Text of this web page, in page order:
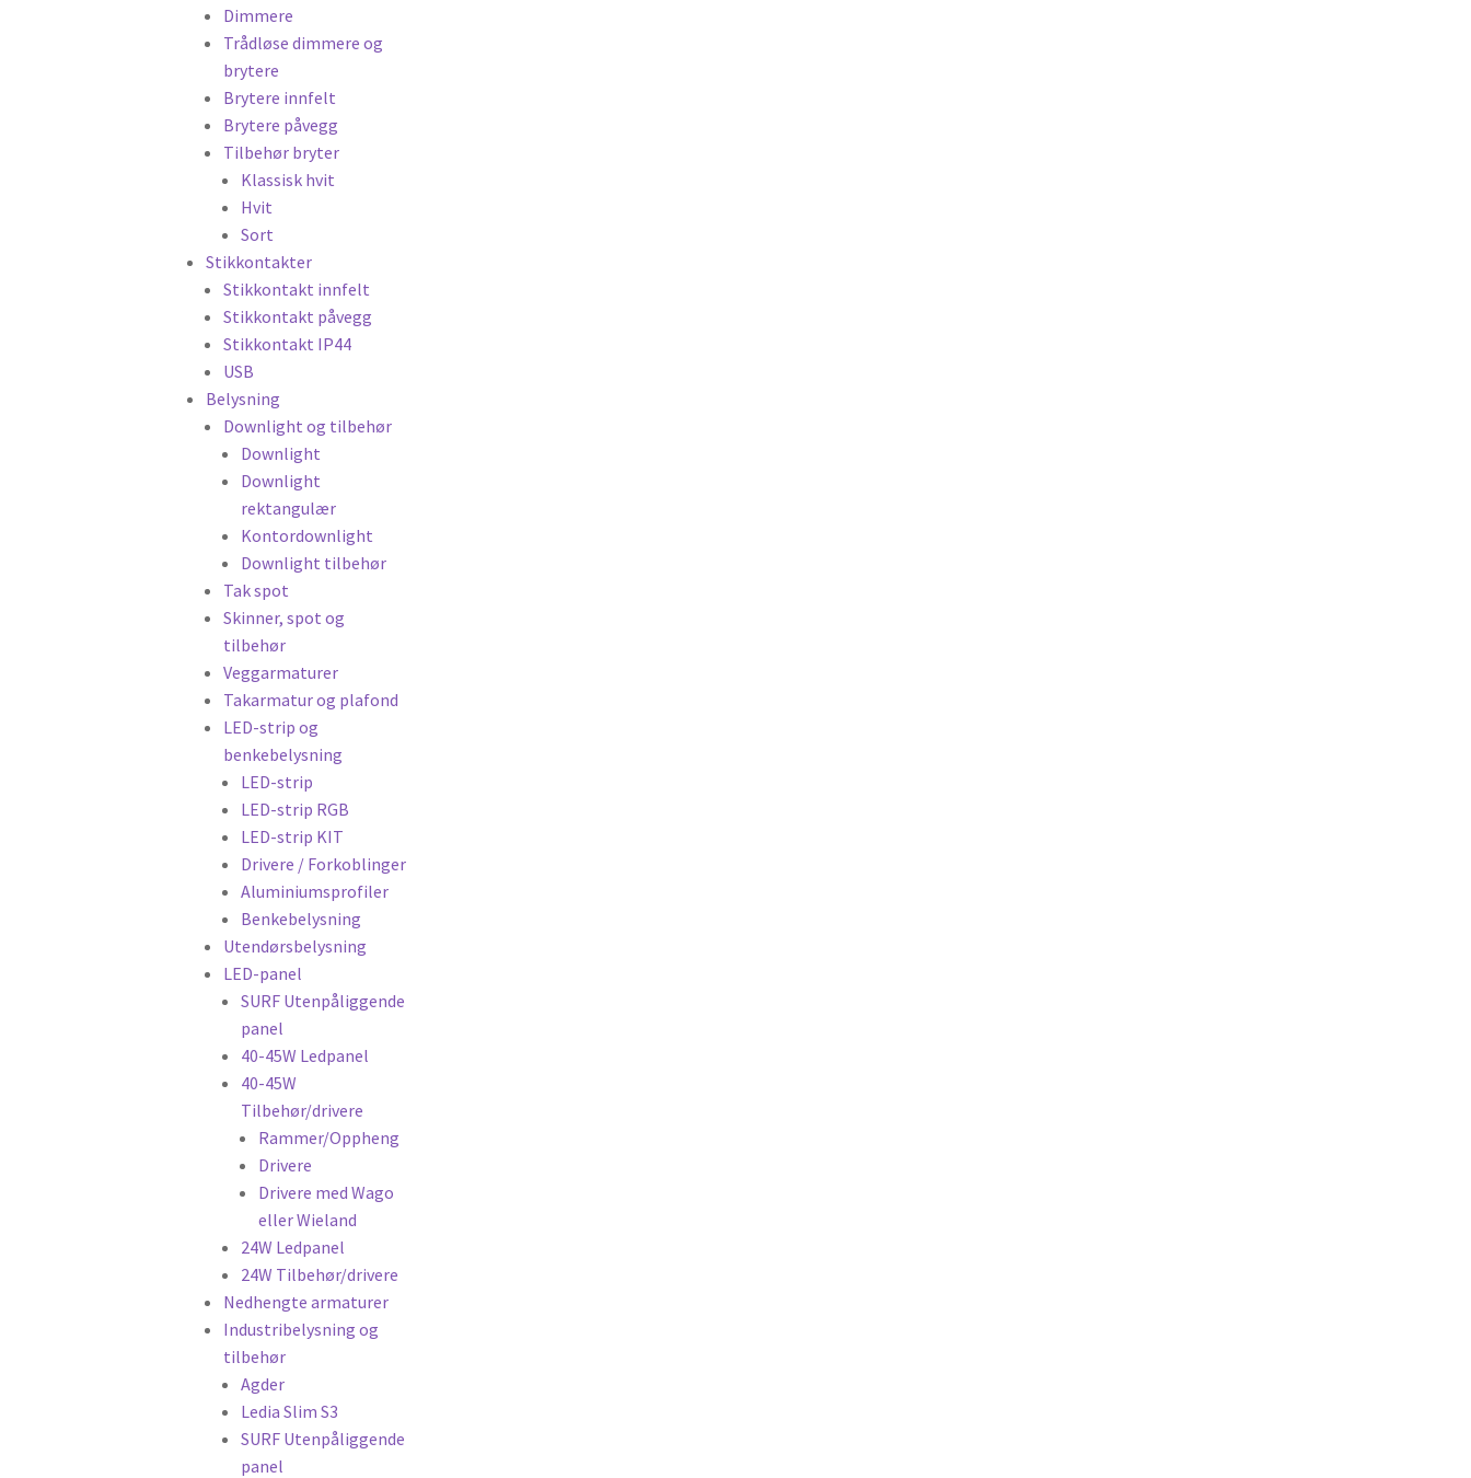
Dimmere
Trådløse dimmere og
brytere
Brytere innfelt
Brytere påvegg
Tilbehør bryter
Klassisk hvit
Hvit
Sort
Stikkontakter
Stikkontakt innfelt
Stikkontakt påvegg
Stikkontakt IP44
USB
Belysning
Downlight og tilbehør
Downlight
Downlight
rektangulær
Kontordownlight
Downlight tilbehør
Tak spot
Skinner, spot og
tilbehør
Veggarmaturer
Takarmatur og plafond
LED-strip og
benkebelysning
LED-strip
LED-strip RGB
LED-strip KIT
Drivere / Forkoblinger
Aluminiumsprofiler
Benkebelysning
Utendørsbelysning
LED-panel
SURF Utenpåliggende
panel
40-45W Ledpanel
40-45W
Tilbehør/drivere
Rammer/Oppheng
Drivere
Drivere med Wago
eller Wieland
24W Ledpanel
24W Tilbehør/drivere
Nedhengte armaturer
Industribelysning og
tilbehør
Agder
Ledia Slim S3
SURF Utenpåliggende
panel